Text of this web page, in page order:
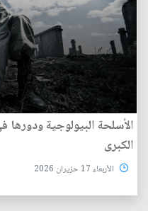
الأسلحة البيولوجية
الكبرى
الأربعاء 17 حزيران 2026